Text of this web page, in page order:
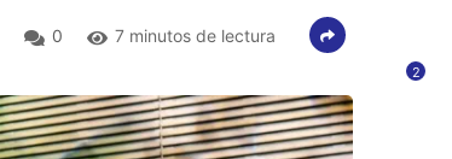
0 7 minutos de lectura
2